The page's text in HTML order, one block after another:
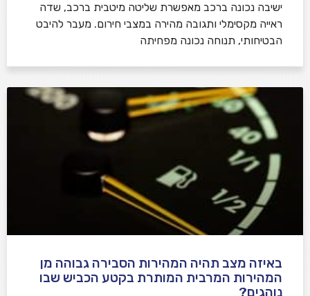
ישיבה נכונה ברכב מאפשרת שליטה מיטבית ברכב, שדה
ראייה מקסימלי ותגובה מהירה במצבי חירום. מעבר להיבט
הבטיחותי, תנוחה נכונה מפחיתה
באיזה מצב תהיה המהירות הסבירה גבוהה מן
המהירות המרבית המותרת בקטע הכביש שבו
נוהגים?